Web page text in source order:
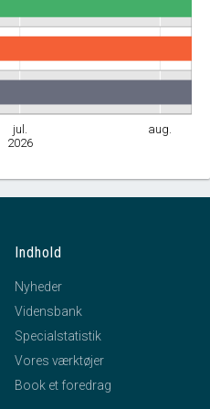
jul.
2026
aug.
Indhold
Nyheder
Vidensbank
Specialstatistik
Vores værktøjer
Book et foredrag